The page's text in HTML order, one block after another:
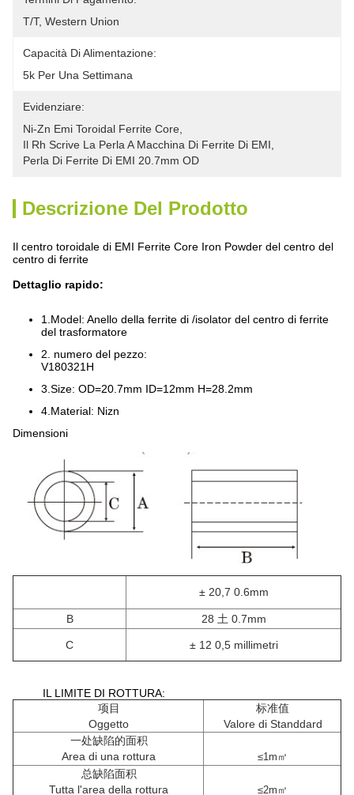
T/T, Western Union
Capacità Di Alimentazione:
5k Per Una Settimana
Evidenziare:
Ni-Zn Emi Toroidal Ferrite Core
Il Rh Scrive La Perla A Macchina Di Ferrite Di EMI
Perla Di Ferrite Di EMI 20.7mm OD
Descrizione Del Prodotto
Il centro toroidale di EMI Ferrite Core Iron Powder del centro del
centro di ferrite
Dettaglio rapido:
1.Model: Anello della ferrite di /isolator del centro di ferrite
del trasformatore
2. numero del pezzo:
V180321H
3.Size: OD=20.7mm ID=12mm H=28.2mm
4.Material: Nizn
Dimensioni
± 20,7 0.6mm
B 28 土 0.7mm
C ± 12 0,5 millimetri
IL LIMITE DI ROTTURA:
项目
Oggetto
标准值
Valore di Standdard
一处缺陷的面积
Area di una rottura
≤1m㎡
总缺陷面积
Tutta l'area della rottura
≤2m㎡